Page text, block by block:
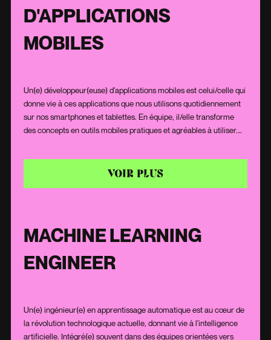
D'APPLICATIONS
MOBILES
Un(e) développeur(euse) d'applications mobiles est celui/celle qui
donne vie à ces applications que nous utilisons quotidiennement
sur nos smartphones et tablettes. En équipe, il/elle transforme
des concepts en outils mobiles pratiques et agréables à utiliser.
utilisateurs et s'intègrent harmonieusement à leur quotidien.
VOIR PLUS
MACHINE LEARNING
ENGINEER
Un(e) ingénieur(e) en apprentissage automatique est au cœur de
la révolution technologique actuelle, donnant vie à l'intelligence
artificielle. Intégré(e) souvent dans des équipes orientées vers